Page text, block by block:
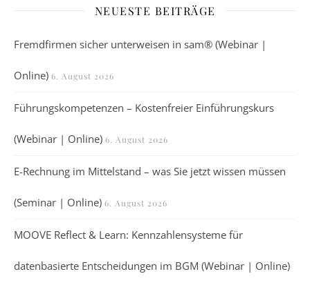
NEUESTE BEITRÄGE
Fremdfirmen sicher unterweisen in sam® (Webinar |
Online) 6. August 2026
Führungskompetenzen – Kostenfreier Einführungskurs
(Webinar | Online) 6. August 2026
E-Rechnung im Mittelstand – was Sie jetzt wissen müssen
(Seminar | Online) 6. August 2026
MOOVE Reflect & Learn: Kennzahlensysteme für
datenbasierte Entscheidungen im BGM (Webinar | Online)